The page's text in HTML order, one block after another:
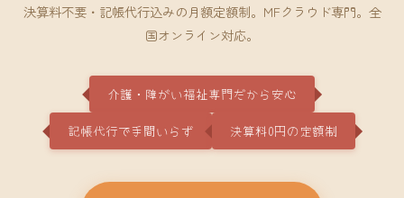
決算料不要・記帳代行込みの月額定額制。MFクラウド専門。全
国オンライン対応。
介護・障がい福祉専門だから安心
記帳代行で手間いらず 決算料0円の定額制